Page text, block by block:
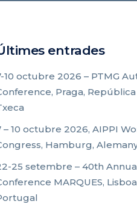
entrades
10 octubre 2026 – PTMG
Praga, República
– 10 octubre 2026, AIPPI
Hamburg,
25 setembre – 40th
MARQUES,